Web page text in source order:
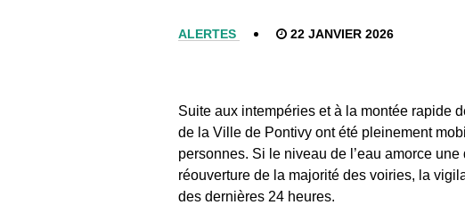
ALERTES 22 JANVIER 2026
Suite aux intempéries et à la montée rapide
de la Ville de Pontivy ont été pleinement
personnes. Si le niveau de l’eau amorce
réouverture de la majorité des voiries, la
des dernières 24 heures.